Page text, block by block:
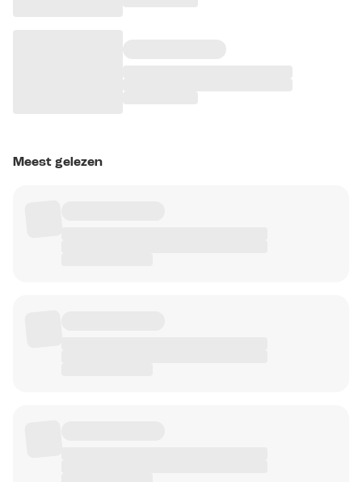
Meest gelezen